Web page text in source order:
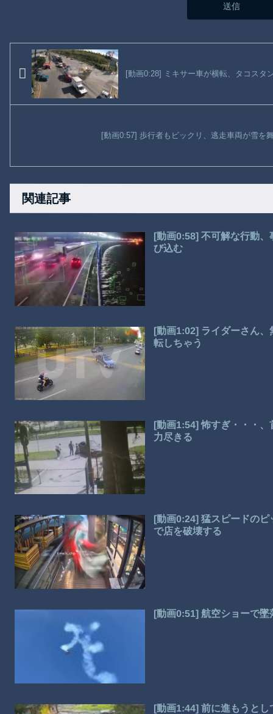
[動画0:28] ミキサー車が横転、タコスタ
[動画0:57] 歩行者もビックリ、逃走車両が雪を
関連記事
[動画0:58] 不可解な行動
び込む
[動画1:02] ライダーさん
転しちゃう
[動画1:54] 怖すぎ・・・
力尽きる
[動画0:24] 猛スピードの
で店を破壊する
[動画0:51] 航空ショーで
[動画1:44] 前に進もうと